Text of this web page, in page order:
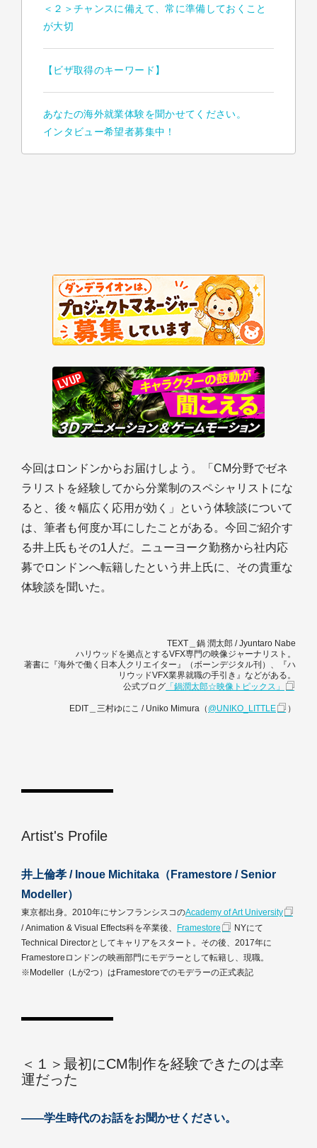
＜２＞チャンスに備えて、常に準備しておくこと
が大切
【ビザ取得のキーワード】
あなたの海外就業体験を聞かせてください。
インタビュー希望者募集中！
今回はロンドンからお届けしよう。「CM分野でゼネ
ラリストを経験してから分業制のスペシャリストにな
ると、後々幅広く応用が効く」という体験談について
は、筆者も何度か耳にしたことがある。今回ご紹介す
る井上氏もその1人だ。ニューヨーク勤務から社内応
募でロンドンへ転籍したという井上氏に、その貴重な
体験談を聞いた。
TEXT＿鍋 潤太郎 / Jyuntaro Nabe
ハリウッドを拠点とするVFX専門の映像ジャーナリスト。
著書に『海外で働く日本人クリエイター』（ボーンデジタル刊）、『ハ
リウッドVFX業界就職の手引き』などがある。
公式ブログ 「鍋潤太郎☆映像トピックス」
EDIT＿三村ゆにこ / Uniko Mimura（ @UNIKO_LITTLE ）
Artist's Profile
井上倫孝 / Inoue Michitaka（Framestore / Senior
Modeller）
東京都出身。2010年にサンフランシスコのAcademy of Art University
/ Animation & Visual Effects科を卒業後、
Framestore
NYにて
Technical Directorとしてキャリアをスタート。その後、2017年に
Framestoreロンドンの映画部門にモデラーとして転籍し、現職。
※Modeller（Lが2つ）はFramestoreでのモデラーの正式表記
＜１＞最初にCM制作を経験できたのは幸
運だった
――学生時代のお話をお聞かせください。